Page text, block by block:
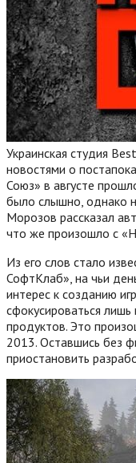
Украинская студия
новостями о
Союз» в августе
было слышно, однако
Морозов рассказал
что же произошло с
Из его слов стало
СофтКлаб», на чьи
интерес к созданию
сфокусироваться
продуктов. Это
2013. Оставшись без
приостановить